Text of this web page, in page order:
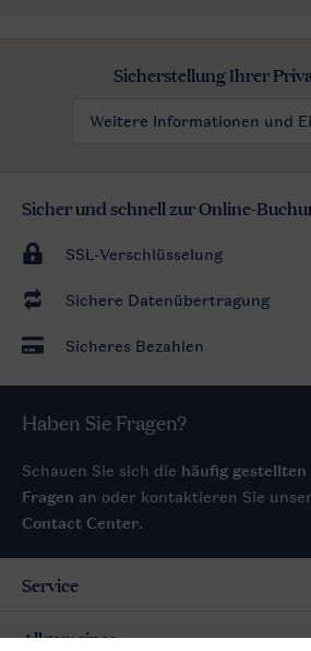
Sicherstellung Ihrer
Weitere Informationen und
Sicher und schnell zur Online-
SSL-Verschlüsselung
Sichere Datenübertragung
Sicheres Bezahlen
Haben Sie Fragen?
Schauen Sie sich die häufig gestellten
Fragen an oder kontaktieren Sie
Contact Center.
Service
Allgemeines